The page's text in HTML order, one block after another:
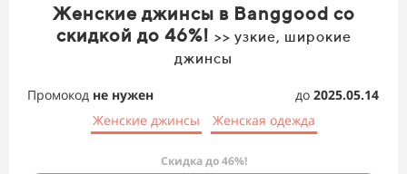
Женские джинсы в Banggood со
скидкой до 46%! >> узкие, широкие
джинсы
Промокод не нужен до 2025.05.14
Женские джинсы
Женская одежда
Скидка до 46%!